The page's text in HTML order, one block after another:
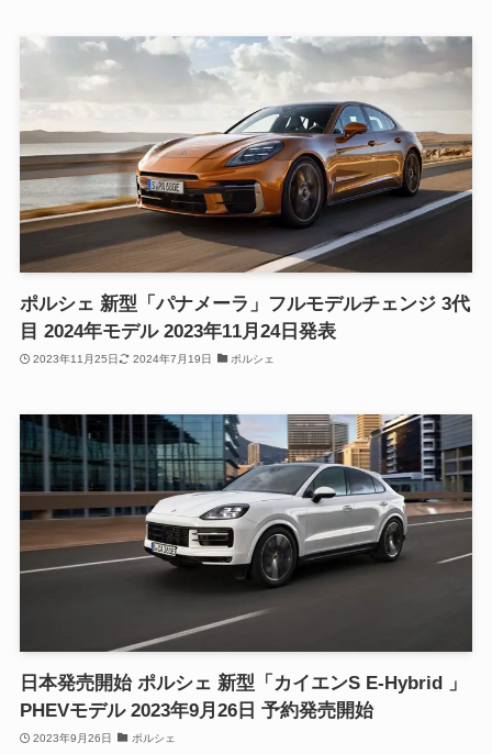
ポルシェ 新型「パナメーラ」フルモデルチェンジ 3代
目 2024年モデル 2023年11月24日発表
2023年11月25日 2024年7月19日 ポルシェ
日本発売開始 ポルシェ 新型「カイエンS E-Hybrid 」
PHEVモデル 2023年9月26日 予約発売開始
2023年9月26日 ポルシェ